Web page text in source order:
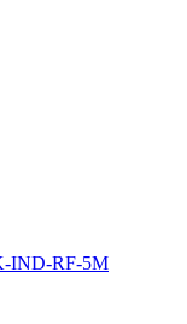
IND-RF-5M